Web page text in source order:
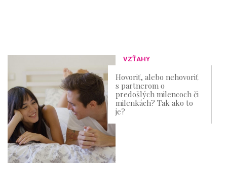
VZŤAHY
Hovoriť, alebo nehovoriť
s partnerom o
predošlých milencoch či
milenkách? Tak ako to
je?